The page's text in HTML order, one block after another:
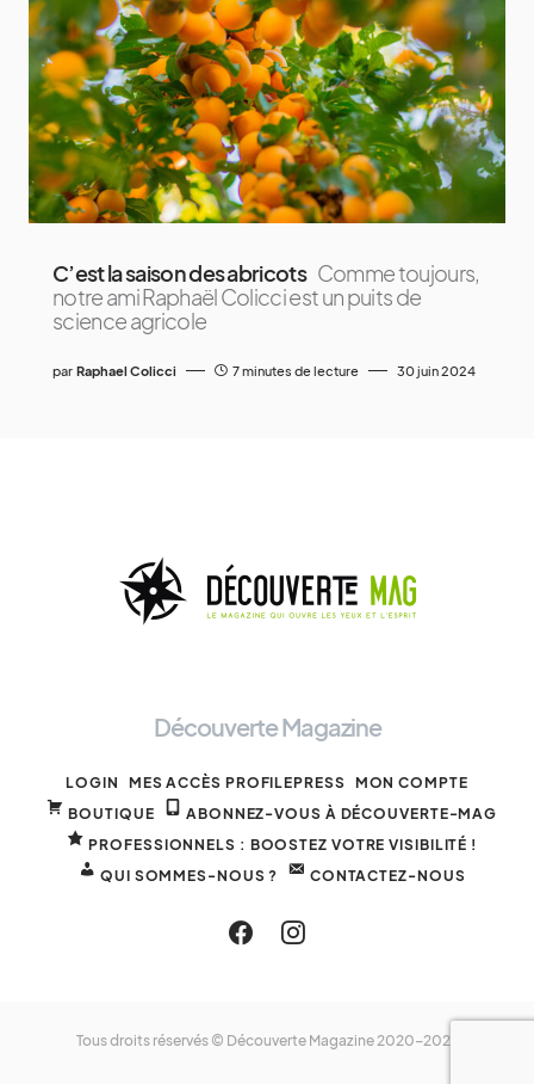
C’est la saison des abricots Comme toujours,
notre ami Raphaël Colicci est un puits de
science agricole
par Raphael Colicci 7 minutes de lecture 30 juin 2024
Découverte Magazine
LOGIN MES ACCÈS PROFILEPRESS MON COMPTE
BOUTIQUE
ABONNEZ-VOUS À DÉCOUVERTE-MAG
PROFESSIONNELS : BOOSTEZ VOTRE VISIBILITÉ !
QUI SOMMES-NOUS ?
CONTACTEZ-NOUS
Tous droits réservés © Découverte Magazine 2020-2025